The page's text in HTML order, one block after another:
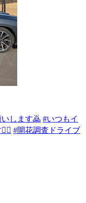
します🙇 #いつもイ
#開花調査ドライブ